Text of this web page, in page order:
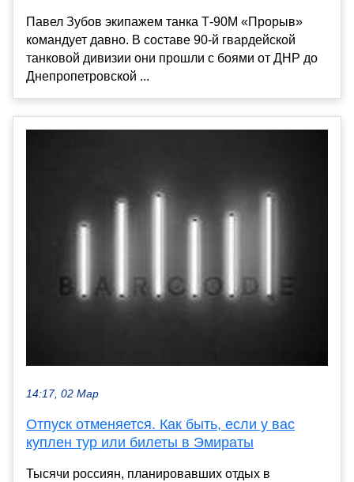
Павел Зубов экипажем танка Т-90М «Прорыв»
командует давно. В составе 90-й гвардейской
танковой дивизии они прошли с боями от ДНР до
Днепропетровской ...
14:17, 02 Мар
Отпуск отменяется. Как быть, если у вас
куплен тур или билеты в Эмираты
Тысячи россиян, планировавших отдых в